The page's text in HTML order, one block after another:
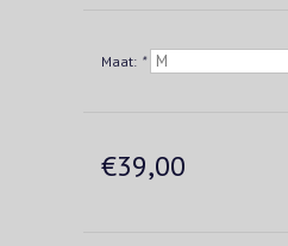
Maat: *
€39,00